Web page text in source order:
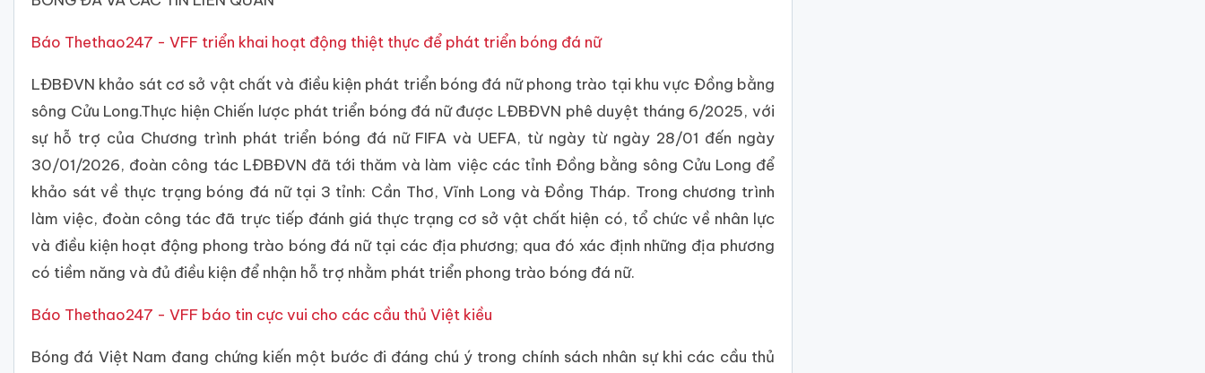
Báo Thethao247 - VFF triển khai hoạt động thiệt thực để phát triển bóng đá nữ
LĐBĐVN khảo sát cơ sở vật chất và điều kiện phát triển bóng đá nữ phong trào tại khu vực Đồng bằng
sông Cửu Long.Thực hiện Chiến lược phát triển bóng đá nữ được LĐBĐVN phê duyệt tháng 6/2025, với
sự hỗ trợ của Chương trình phát triển bóng đá nữ FIFA và UEFA, từ ngày từ ngày 28/01 đến ngày
30/01/2026, đoàn công tác LĐBĐVN đã tới thăm và làm việc các tỉnh Đồng bằng sông Cửu Long để
khảo sát về thực trạng bóng đá nữ tại 3 tỉnh: Cần Thơ, Vĩnh Long và Đồng Tháp. Trong chương trình
làm việc, đoàn công tác đã trực tiếp đánh giá thực trạng cơ sở vật chất hiện có, tổ chức về nhân lực
và điều kiện hoạt động phong trào bóng đá nữ tại các địa phương; qua đó xác định những địa phương
có tiềm năng và đủ điều kiện để nhận hỗ trợ nhằm phát triển phong trào bóng đá nữ.
Báo Thethao247 - VFF báo tin cực vui cho các cầu thủ Việt kiều
Bóng đá Việt Nam đang chứng kiến một bước đi đáng chú ý trong chính sách nhân sự khi các cầu thủ